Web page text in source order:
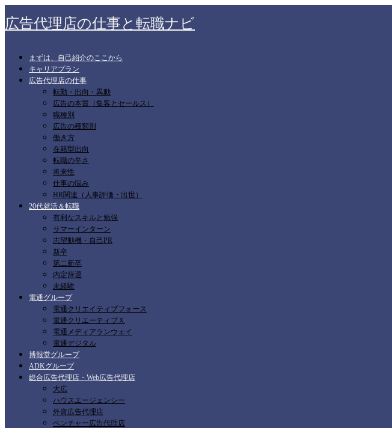
広告代理店の仕事と転職ナビ
まずは、自己紹介のここから
キャリアプラン
広告代理店の仕事
転勤・出向・異動
広告の本質（集客とセールス）
職種別
広告の種類別
働き方
在籍型出向
転職の辛さ
将来性
仕事の悩み
HR関連（人事評価・出世）
20代就活＆転職
有利なスキルと勉強
サマーインターン
志望動機・自己PR
新卒
第二新卒
内定辞退
未経験
電通グループ
電通クリエイティブフォース
電通クリエーティブＸ
電通メディアランウェイ
電通デジタル
博報堂グループ
ADKグループ
総合広告代理店・Web広告代理店
大広
ハウスエージェンシー
外資広告代理店
ベンチャー広告代理店